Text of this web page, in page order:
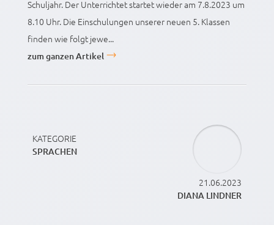
Schuljahr. Der Unterrichtet startet wieder am 7.8.2023 um
8.10 Uhr. Die Einschulungen unserer neuen 5. Klassen
finden wie folgt jewe...
zum ganzen Artikel
KATEGORIE
SPRACHEN
21.06.2023
DIANA LINDNER